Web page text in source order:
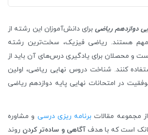
دوازدهم ریاضیبرای دانش‌آموزان این رشته از
هستند. ریاضی فیزیک، سخت‌ترین رشته
و محصلان برای یادگیری درس‌های آن باید از
کنند. شناخت دروس نهایی ریاضی، اولین
در امتحانات نهایی پایه دوازدهم ریاضی
مجموعه مقالات برنامه ریزی درسی و مشاوره
است که با هدف آگاهی و ساده‌تر کردن روند